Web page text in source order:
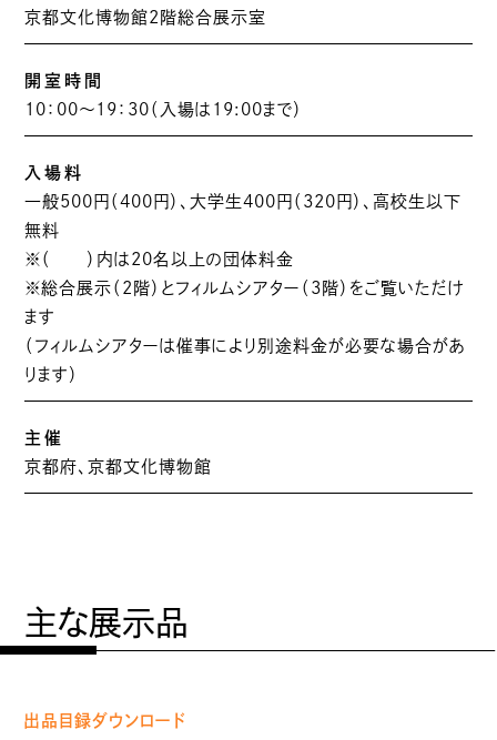
京都文化博物館2階総合展示室
開室時間
10：00～19：30（入場は19:00まで）
入場料
一般500円（400円）、大学生400円（320円）、高校生以下
無料
※（ ）内は20名以上の団体料金
※総合展示（2階）とフィルムシアター（3階）をご覧いただけ
ます
（フィルムシアターは催事により別途料金が必要な場合があ
ります）
主催
京都府、京都文化博物館
主な展示品
出品目録ダウンロード